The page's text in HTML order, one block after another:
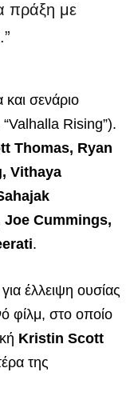
πράξη με
σενάριο
“Valhalla Rising”).
Thomas, Ryan
Vithaya
Cummings,
.
έλλειψη ουσίας
φίλμ, στο οποίο
Kristin Scott
της